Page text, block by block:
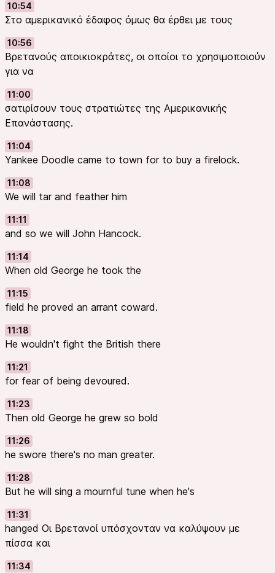
10:54
Στο αμερικανικό έδαφος όμως θα έρθει με τους
10:56
Βρετανούς αποικιοκράτες, οι οποίοι το χρησιμοποιούν
για να
11:00
σατιρίσουν τους στρατιώτες της Αμερικανικής
Επανάστασης.
11:04
Yankee Doodle came to town for to buy a firelock.
11:08
We will tar and feather him
11:11
and so we will John Hancock.
11:14
When old George he took the
11:15
field he proved an arrant coward.
11:18
He wouldn't fight the British there
11:21
for fear of being devoured.
11:23
Then old George he grew so bold
11:26
he swore there's no man greater.
11:28
But he will sing a mournful tune when he's
11:31
hanged Οι Βρετανοί υπόσχονταν να καλύψουν με
πίσσα και
11:34